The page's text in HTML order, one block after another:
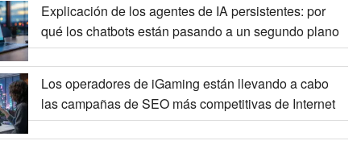
Explicación de los agentes de IA persistentes: por
qué los chatbots están pasando a un segundo plano
Los operadores de iGaming están llevando a cabo
las campañas de SEO más competitivas de Internet